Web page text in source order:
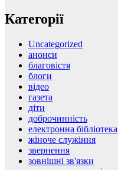
Категорії
Uncategorized
анонси
благовістя
блоги
відео
газета
діти
доброчинність
електронна бібліотека
жіноче служіння
звернення
зовнішні зв'язки